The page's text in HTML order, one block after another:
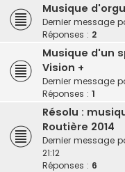
Musique
Dernier message
Réponses : 2
Musique d'un
Vision +
Dernier message
Réponses : 1
Résolu :
Routière 2014
Dernier message
21:12
Réponses : 6